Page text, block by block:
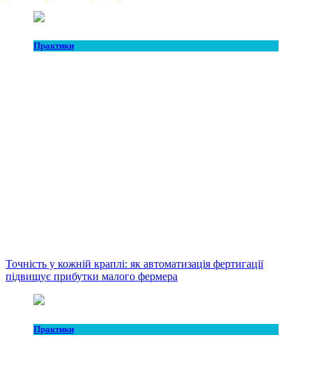
Практики
Точність у кожній краплі: як автоматизація фертигації
підвищує прибутки малого фермера
Практики